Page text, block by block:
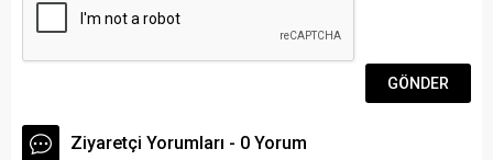
Ziyaretçi Yorumları - 0 Yorum